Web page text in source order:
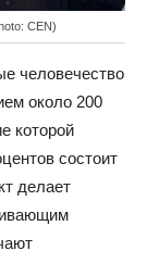
CEN)
человечество
около 200
которой
состоит
делает